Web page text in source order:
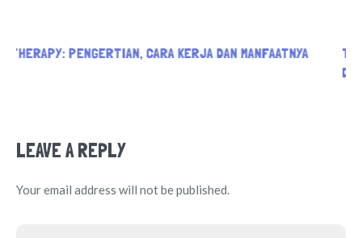
TERAPIS ANAK: PENGERTIAN DAN JENIS TERAPI UNTUK
LEAVE A REPLY
Your email address will not be published.